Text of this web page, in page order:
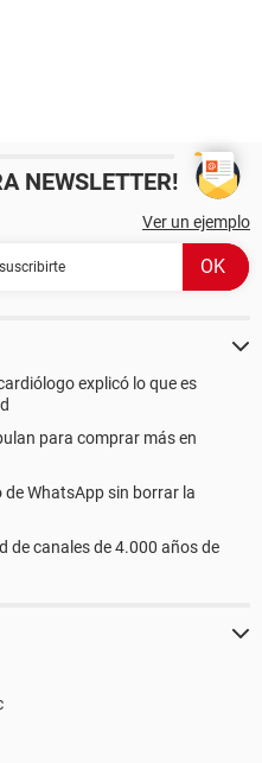
NEWSLETTER!
Ver un ejemplo
explicó lo que es
para comprar más en
WhatsApp sin borrar la
de canales de 4.000 años de